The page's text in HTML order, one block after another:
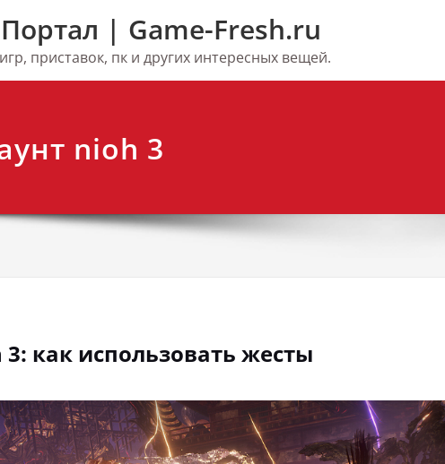
| Game-Fresh.ru
приставок, пк и других интересных вещей.
nioh 3
как использовать жесты